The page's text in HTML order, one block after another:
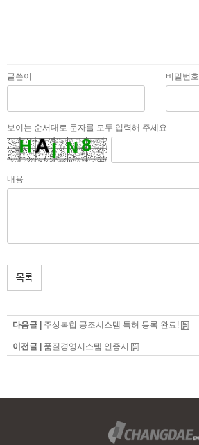
글쓴이 비밀번호
보이는 순서대로 문자를 모두 입력해 주세요
내용
목록
다음글 | 주상복합 공조시스템 특허 등록 완료!
이전글 | 품질경영시스템 인증서